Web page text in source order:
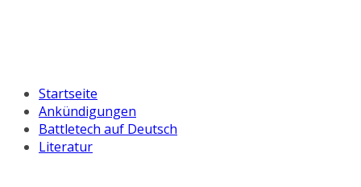
Startseite
Ankündigungen
Battletech auf Deutsch
Literatur